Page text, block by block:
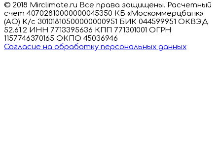
© 2018 Mirclimate.ru Все права защищены. Расчетный
счет 40702810000000045350 КБ «Москоммерцбанк»
(АО) К/с 30101810500000000951 БИК 044599951 ОКВЭД
52.61.2 ИНН 7713395636 КПП 771301001 ОГРН
1157746370165 ОКПО 45036946
Согласие на обработку персональных данных